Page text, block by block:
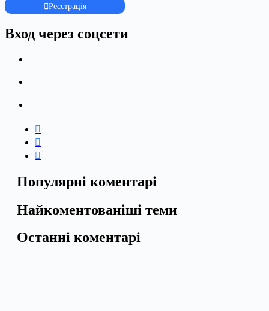
Реєстрація
Вход через соцсети
Популярні коментарі
Найкоментованіші теми
Останні коментарі